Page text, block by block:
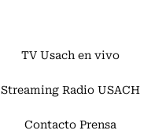
TV Usach en vivo
Streaming Radio USACH
Contacto Prensa